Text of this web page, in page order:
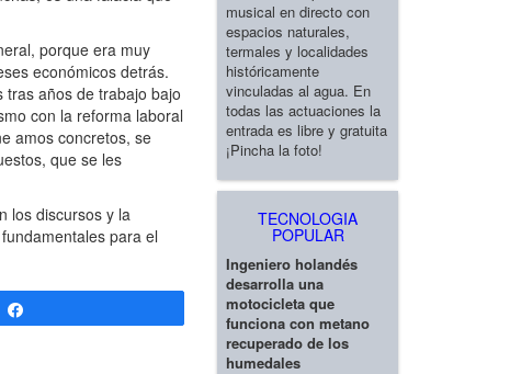
porque era muy
económicos detrás.
años de trabajo bajo
con la reforma laboral
amos concretos, se
que se les
los discursos y la
para el
musical en directo con
espacios naturales,
termales y localidades
históricamente
vinculadas al agua. En
todas las actuaciones la
entrada es libre y gratuita
¡Pincha la foto!
TECNOLOGIA
POPULAR
Ingeniero holandés
desarrolla una
motocicleta que
funciona con metano
recuperado de los
humedales